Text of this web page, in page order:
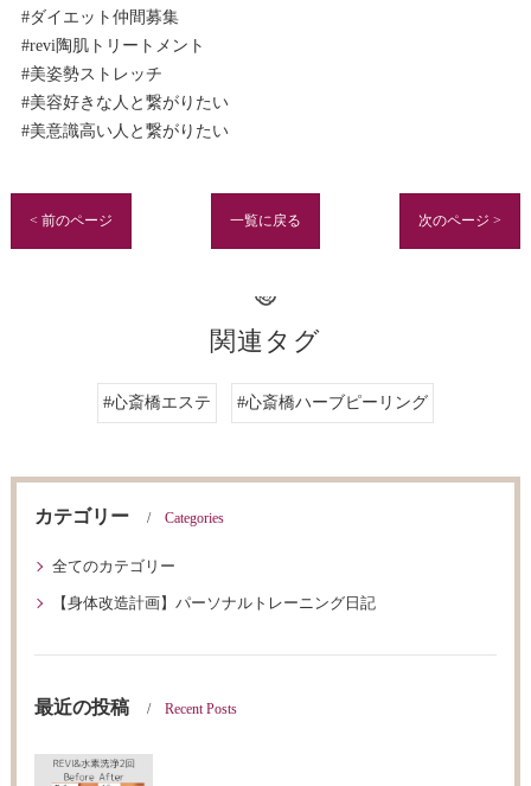
#ダイエット仲間募集
#revi陶肌トリートメント
#美姿勢ストレッチ
#美容好きな人と繋がりたい
#美意識高い人と繋がりたい
< 前のページ 一覧に戻る 次のページ >
関連タグ
#心斎橋エステ #心斎橋ハーブピーリング
カテゴリー Categories
全てのカテゴリー
【身体改造計画】パーソナルトレーニング日記
最近の投稿 Recent Posts